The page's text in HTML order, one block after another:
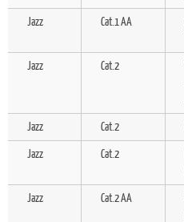
Jazz Cat.1 AA
Jazz Cat.2
Jazz Cat.2
Jazz Cat.2
Jazz Cat.2 AA